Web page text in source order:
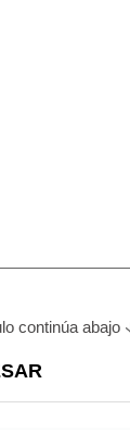
continúa abajo